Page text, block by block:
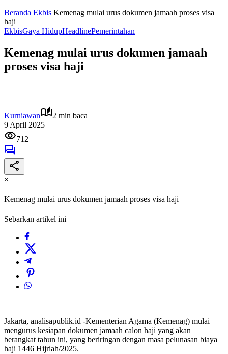
Beranda Ekbis Kemenag mulai urus dokumen jamaah proses visa
haji
EkbisGaya HidupHeadlinePemerintahan
Kemenag mulai urus dokumen jamaah
proses visa haji
Kurniawan
2 min baca
9 April 2025
712
×
Kemenag mulai urus dokumen jamaah proses visa haji
Sebarkan artikel ini
Jakarta, analisapublik.id -Kementerian Agama (Kemenag) mulai
mengurus kesiapan dokumen jamaah calon haji yang akan
berangkat tahun ini, yang beriringan dengan masa pelunasan biaya
haji 1446 Hijriah/2025.